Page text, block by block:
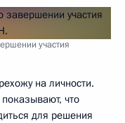
участия
на личности.
что
для решения